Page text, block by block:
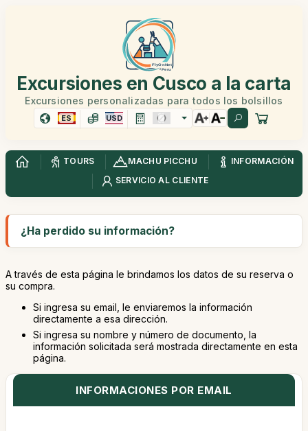
Excursiones en Cusco a la carta
Excursiones personalizadas para todos los bolsillos
ES USD
TOURS MACHU PICCHU
INFORMACIÓN
SERVICIO AL CLIENTE
¿Ha perdido su información?
A través de esta página le brindamos los datos de su reserva o
su compra.
Si ingresa su email, le enviaremos la información
directamente a esa dirección.
Si ingresa su nombre y número de documento, la
información solicitada será mostrada directamente en esta
página.
INFORMACIONES POR EMAIL